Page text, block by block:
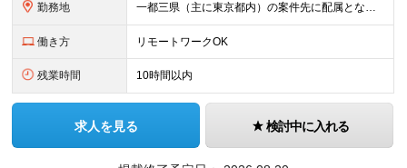
勤務地 一都三県（主に東京都内）の案件先に配属となります。 ■東京本社 東京都中央区銀座四丁目8番4号 三原ビルディング（7階） ※(変更の範囲)上記を除く当社関連勤務地
働き方 リモートワークOK
残業時間 10時間以内
求人を見る 検討中に入れる